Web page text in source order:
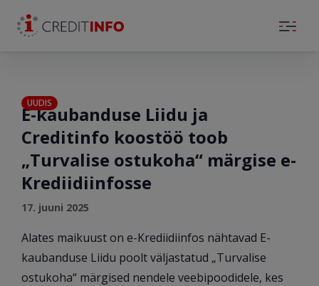
UUDIS
E-kaubanduse Liidu ja
Creditinfo koostöö toob
„Turvalise ostukoha“ märgise e-
Krediidiinfosse
17. juuni 2025
Alates maikuust on e-Krediidiinfos nähtavad E-
kaubanduse Liidu poolt väljastatud „Turvalise
ostukoha“ märgised nendele veebipoodidele, kes